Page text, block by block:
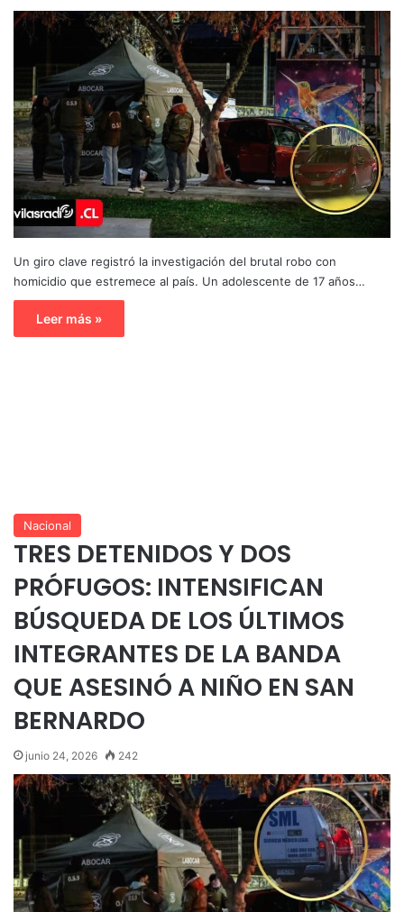
Un giro clave registró la investigación del brutal robo con
homicidio que estremece al país. Un adolescente de 17 años…
Leer más »
Nacional
TRES DETENIDOS Y DOS
PRÓFUGOS: INTENSIFICAN
BÚSQUEDA DE LOS ÚLTIMOS
INTEGRANTES DE LA BANDA
QUE ASESINÓ A NIÑO EN SAN
BERNARDO
junio 24, 2026 242